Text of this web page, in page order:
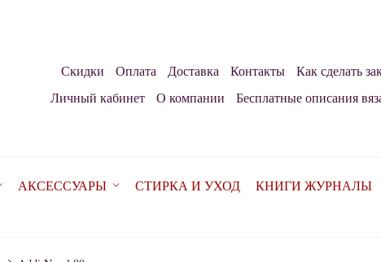
Скидки Оплата Доставка Контакты
Как сделать
Личный кабинет
О компании Бесплатные описания
АКСЕССУАРЫ СТИРКА И УХОД КНИГИ ЖУРНАЛЫ